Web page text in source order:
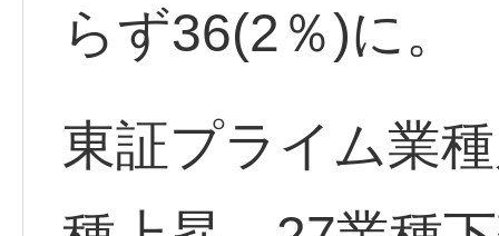
らず36(2％)に。
東証プライム業